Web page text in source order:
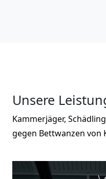
Unsere
Kammerjäger,
gegen Bettwanzen von